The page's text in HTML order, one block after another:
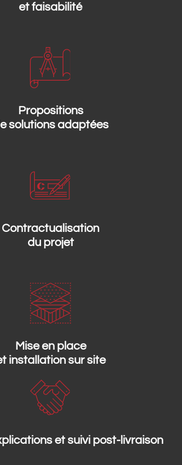
et faisabilité
Propositions
solutions adaptées
Contractualisation
du projet
Mise en place
installation sur site
et suivi post-livraison